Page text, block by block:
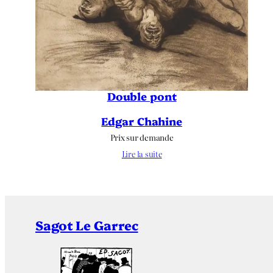
Double pont
Edgar Chahine
Prix sur demande
Lire la suite
Sagot Le Garrec